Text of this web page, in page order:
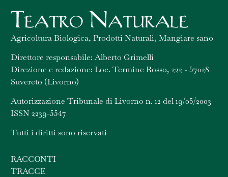
Agricoltura Biologica, Prodotti Naturali, Mangiare sano
Direttore responsabile: Alberto Grimelli
Direzione e redazione: Loc. Termine Rosso, 222 - 57028
Suvereto (Livorno)
Autorizzazione Tribunale di Livorno n. 12 del 19/05/2003 -
ISSN 2239-5547
Tutti i diritti sono riservati
RACCONTI
TRACCE